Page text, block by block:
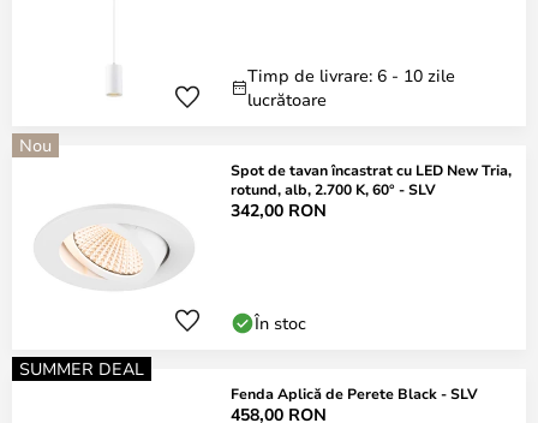
Timp de livrare: 6 - 10 zile
lucrătoare
Nou
Spot de tavan încastrat cu LED New Tria,
rotund, alb, 2.700 K, 60° - SLV
342,00 RON
În stoc
SUMMER DEAL
Fenda Aplică de Perete Black - SLV
458,00 RON